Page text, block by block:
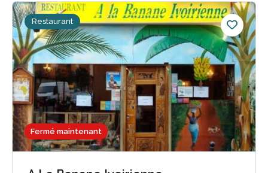
Pas encore d'avis
Fermé maintenant
Restaurant